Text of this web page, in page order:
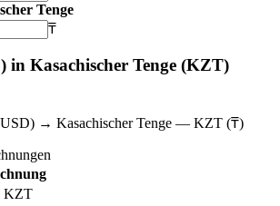
Tenge
₸
in Kasachischer Tenge (KZT)
→ Kasachischer Tenge — KZT (₸)
KZT